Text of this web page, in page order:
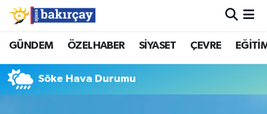
GÜNDEM ÖZELHABER SİYASET ÇEVRE
Söke Hava Durumu
İzmir Nöbetçi Eczaneler
İzmir Hava Durumu